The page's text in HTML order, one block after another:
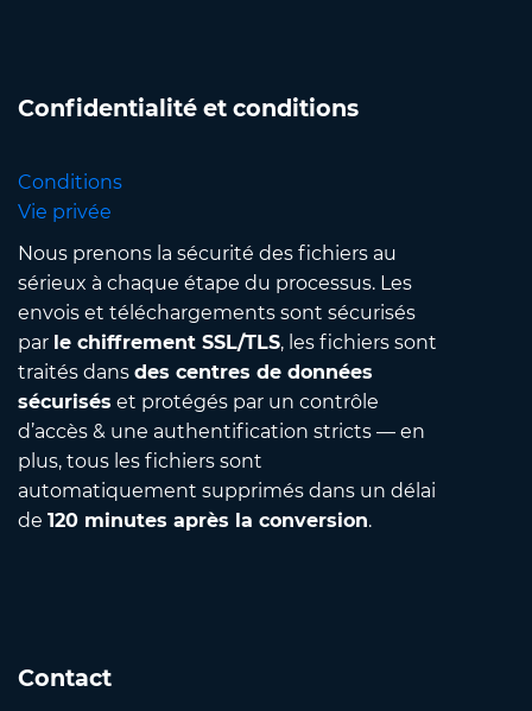
Confidentialité et conditions
Conditions
Vie privée
Nous prenons la sécurité des fichiers au
sérieux à chaque étape du processus. Les
envois et téléchargements sont sécurisés
par le chiffrement SSL/TLS, les fichiers sont
traités dans des centres de données
sécurisés et protégés par un contrôle
d’accès & une authentification stricts — en
plus, tous les fichiers sont
automatiquement supprimés dans un délai
de 120 minutes après la conversion.
Contact